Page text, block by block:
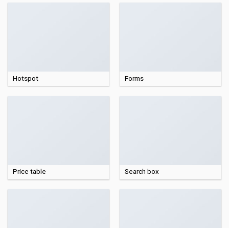
Hotspot Forms
Price table Search box